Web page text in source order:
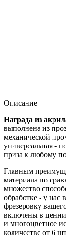
Описание
Награда из
выполнена из
механической
универсальная -
приза к любому
Главным
материала по
множество
обработке - у нас
фрезеровку
включены в
и многоцветное
количестве от 6